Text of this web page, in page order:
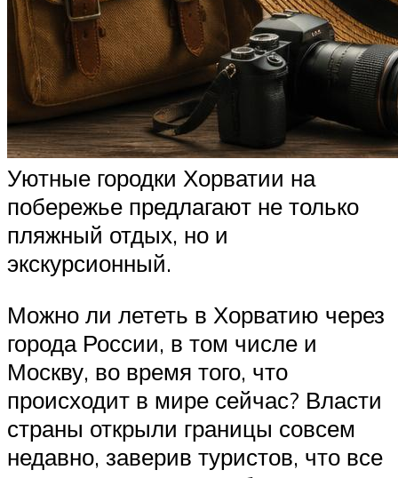
Уютные городки Хорватии на
побережье предлагают не только
пляжный отдых, но и
экскурсионный.
Можно ли лететь в Хорватию через
города России, в том числе и
Москву, во время того, что
происходит в мире сейчас? Власти
страны открыли границы совсем
недавно, заверив туристов, что все